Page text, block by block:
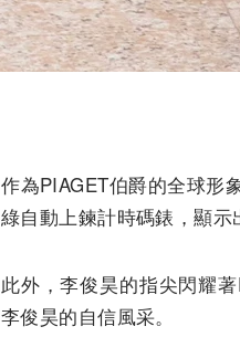
作為PIAGET伯爵的全球形
綠自動上鍊計時碼錶，顯示
此外，李俊昊的指尖閃耀
李俊昊的自信風采。